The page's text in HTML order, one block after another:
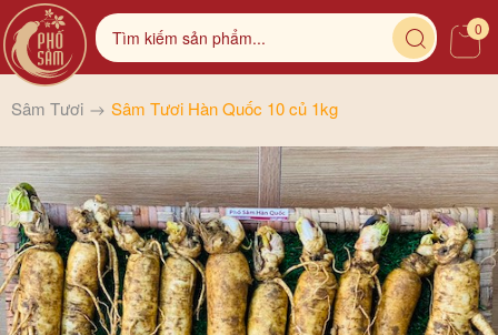
0
Sâm Tươi Sâm Tươi Hàn Quốc 10 củ 1kg